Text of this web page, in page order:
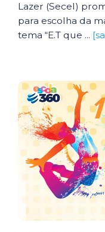
Lazer (Secel)
para escolha da
tema “E.T que ...